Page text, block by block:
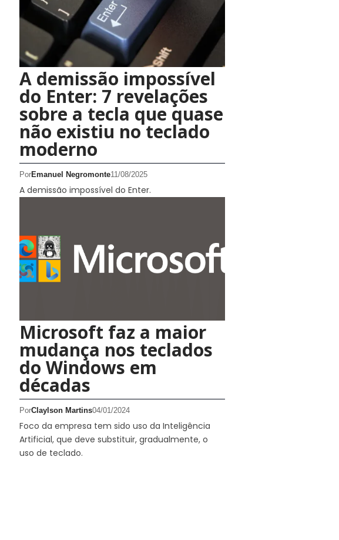
A demissão impossível
do Enter: 7 revelações
sobre a tecla que quase
não existiu no teclado
moderno
PorEmanuel Negromonte11/08/2025
A demissão impossível do Enter.
Microsoft faz a maior
mudança nos teclados
do Windows em
décadas
PorClaylson Martins04/01/2024
Foco da empresa tem sido uso da Inteligência
Artificial, que deve substituir, gradualmente, o
uso de teclado.